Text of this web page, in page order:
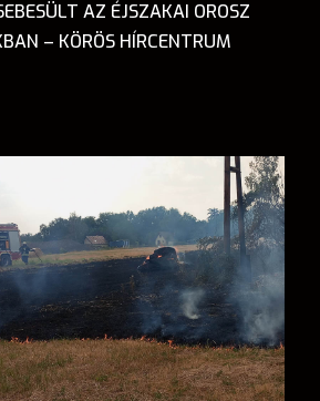
AZ ÉJSZAKAI OROSZ
– KÖRÖS HÍRCENTRUM